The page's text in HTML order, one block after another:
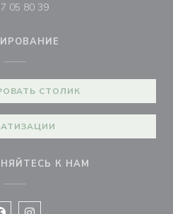
05 80 39
СТОЛИК
К НАМ